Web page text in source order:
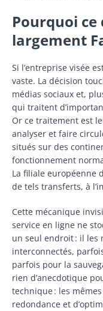
Pourquoi ce
largement
Si l’entreprise visée
vaste. La décision
médias sociaux et,
qui traitent
Or ce traitement est
analyser et faire
situés sur des
fonctionnement
La filiale européenne
de tels transferts, à
Cette mécanique
service en ligne ne
un seul endroit : il les
interconnectés,
parfois pour la
rien d’anecdotique
technique : les
redondance et